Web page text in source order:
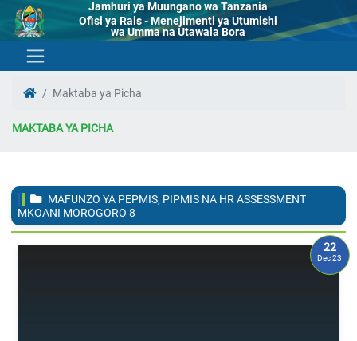
Jamhuri ya Muungano wa Tanzania
Ofisi ya Rais - Menejimenti ya Utumishi
wa Umma na Utawala Bora
Maktaba ya Picha
MAKTABA YA PICHA
MAFUNZO YA PEPMIS, PIPMIS NA HR ASSESSMENT
MKOANI MOROGORO 8
22
Dec 23